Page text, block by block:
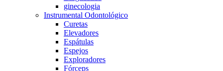
ginecologia
Instrumental Odontológico
Curetas
Elevadores
Espátulas
Espejos
Exploradores
Fórceps